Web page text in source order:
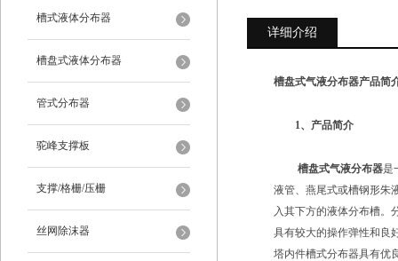
槽式液体分布器
槽盘式液体分布器
管式分布器
驼峰支撑板
支撑/格栅/压栅
丝网除沫器
详细介绍
槽盘式气液分布器产品简
1、产品简介
槽盘式气液分布器是
液管、燕尾式或槽钢形朱
入其下方的液体分布槽。
具有较大的操作弹性和良
塔内件槽式分布器具有优